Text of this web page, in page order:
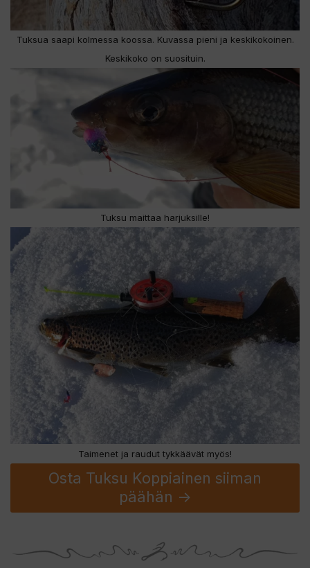
Tuksua saapi kolmessa koossa. Kuvassa pieni ja keskikokoinen.
Keskikoko on suosituin.
Tuksu maittaa harjuksille!
Taimenet ja raudut tykkäävät myös!
Osta Tuksu Koppiainen siiman
päähän ->